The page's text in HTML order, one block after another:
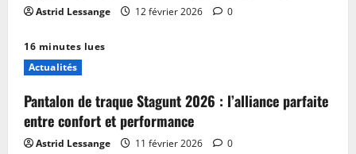
Astrid Lessange 12 février 2026 0
16 minutes lues
Actualités
Pantalon de traque Stagunt 2026 : l’alliance parfaite
entre confort et performance
Astrid Lessange 11 février 2026 0